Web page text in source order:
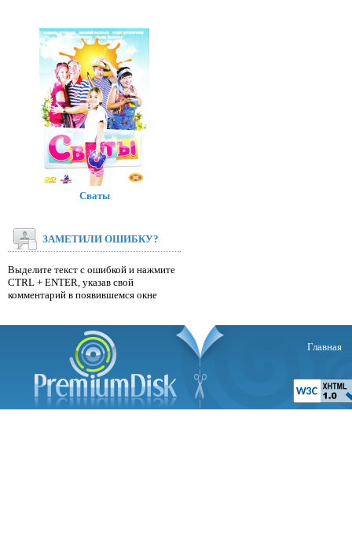
Сваты
ЗАМЕТИЛИ ОШИБКУ?
Выделите текст с ошибкой и нажмите
CTRL + ENTER, указав свой
комментарий в появившемся окне
Главная